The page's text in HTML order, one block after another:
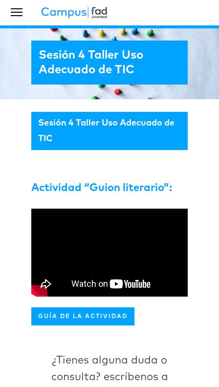
Sesión 4 Taller Uso
Adecuado de TIC
Sesión 4 Taller Uso Adecuado de
TIC
Actividad “Guion literario”:
GUÍA DE LA ACTIVIDAD
¿Tienes alguna duda o
consulta? escríbenos a